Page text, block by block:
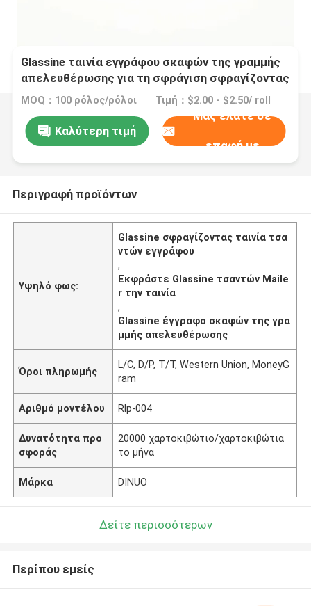
Glassine ταινία εγγράφου σκαφών της γραμμής
απελευθέρωσης για τη σφράγιση σφραγίζοντας
ταινίας τσαντών Mailer φακέλων της σαφούς
MOQ：100 ρόλος/ρόλοι Τιμή：$2.00 - $2.50/ roll
Καλύτερη τιμή
Μας ελάτε σε
επαφή με
Περιγραφή προϊόντων
Υψηλό φως:
Glassine σφραγίζοντας ταινία τσα
ντών εγγράφου
,
Εκφράστε Glassine τσαντών Maile
r την ταινία
,
Glassine έγγραφο σκαφών της γρα
μμής απελευθέρωσης
Όροι πληρωμής
L/C, D/P, T/T, Western Union, MoneyG
ram
Αριθμό μοντέλου Rlp-004
Δυνατότητα προ
σφοράς
20000 χαρτοκιβώτιο/χαρτοκιβώτια
το μήνα
Μάρκα DINUO
Δείτε περισσότερων
Περίπου εμείς